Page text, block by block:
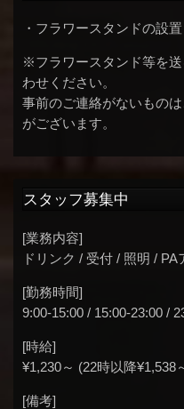
・フラワースタンドの設置
※フラワースタンド等を
わせください。
事前のご連絡がないもの
がございます。
スタッフ募集中
[業務内容]
ドリンク / 受付 / 照明 / PA
[勤務時間]
9:00-15:00 / 15:00-23:00 /
[時給]
¥1,230～ (22時以降¥1,538
[備考]